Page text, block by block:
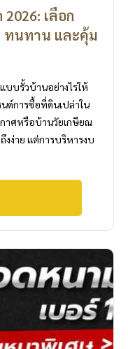
เลือก
ทนทาน และคุ้ม
บบรั้วบ้านอย่างไรให้
ด์การซื้อที่ดินเปล่าใน
าศหรือบ้านวัยเกษียณ
งง่าย แต่การบริหารงบ